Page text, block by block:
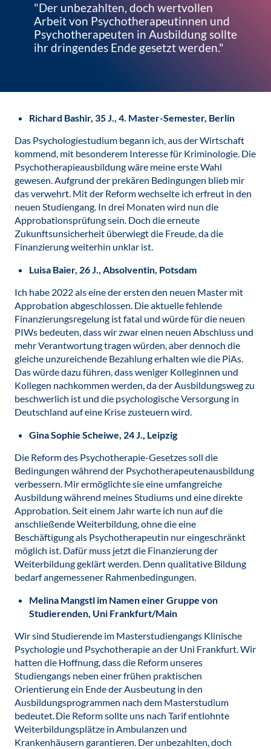
"Der unbezahlten, doch wertvollen
Arbeit von Psychotherapeutinnen und
Psychotherapeuten in Ausbildung sollte
ihr dringendes Ende gesetzt werden."
Richard Bashir, 35 J., 4. Master-Semester, Berlin
Das Psychologiestudium begann ich, aus der Wirtschaft
kommend, mit besonderem Interesse für Kriminologie. Die
Psychotherapieausbildung wäre meine erste Wahl
gewesen. Aufgrund der prekären Bedingungen blieb mir
das verwehrt. Mit der Reform wechselte ich erfreut in den
neuen Studiengang. In drei Monaten wird nun die
Approbationsprüfung sein. Doch die erneute
Zukunftsunsicherheit überwiegt die Freude, da die
Finanzierung weiterhin unklar ist.
Luisa Baier, 26 J., Absolventin, Potsdam
Ich habe 2022 als eine der ersten den neuen Master mit
Approbation abgeschlossen. Die aktuelle fehlende
Finanzierungsregelung ist fatal und würde für die neuen
PIWs bedeuten, dass wir zwar einen neuen Abschluss und
mehr Verantwortung tragen würden, aber dennoch die
gleiche unzureichende Bezahlung erhalten wie die PiAs.
Das würde dazu führen, dass weniger Kolleginnen und
Kollegen nachkommen werden, da der Ausbildungsweg zu
beschwerlich ist und die psychologische Versorgung in
Deutschland auf eine Krise zusteuern wird.
Gina Sophie Scheiwe, 24 J., Leipzig
Die Reform des Psychotherapie-Gesetzes soll die
Bedingungen während der Psychotherapeutenausbildung
verbessern. Mir ermöglichte sie eine umfangreiche
Ausbildung während meines Studiums und eine direkte
Approbation. Seit einem Jahr warte ich nun auf die
anschließende Weiterbildung, ohne die eine
Beschäftigung als Psychotherapeutin nur eingeschränkt
möglich ist. Dafür muss jetzt die Finanzierung der
Weiterbildung geklärt werden. Denn qualitative Bildung
bedarf angemessener Rahmenbedingungen.
Melina Mangstl im Namen einer Gruppe von
Studierenden, Uni Frankfurt/Main
Wir sind Studierende im Masterstudiengangs Klinische
Psychologie und Psychotherapie an der Uni Frankfurt. Wir
hatten die Hoffnung, dass die Reform unseres
Studiengangs neben einer frühen praktischen
Orientierung ein Ende der Ausbeutung in den
Ausbildungsprogrammen nach dem Masterstudium
bedeutet. Die Reform sollte uns nach Tarif entlohnte
Weiterbildungsplätze in Ambulanzen und
Krankenhäusern garantieren. Der unbezahlten, doch